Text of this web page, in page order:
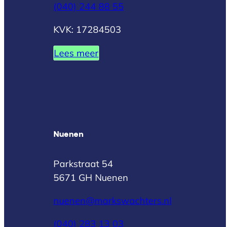
(040) 244 88 55
KVK: 17284503
Lees meer
Nuenen
Parkstraat 54
5671 GH Nuenen
nuenen@markswachters.nl
(040) 283 13 03